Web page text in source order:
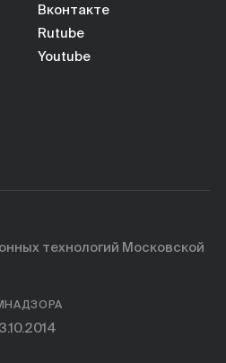
Вконтакте
Rutube
Youtube
технологий Московской